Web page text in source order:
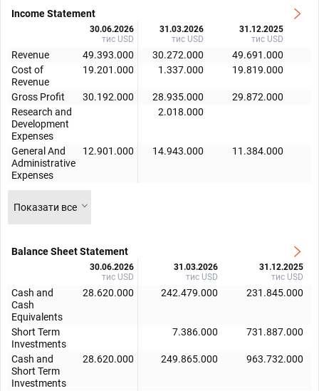
Income Statement
30.06.2026
тис USD
31.03.2026
тис USD
31.12.2025
тис USD
Revenue 49.393.000 30.272.000 49.691.000
Cost of
Revenue
19.201.000 1.337.000 19.819.000
Gross Profit 30.192.000 28.935.000 29.872.000
Research and
Development
Expenses
2.018.000
General And
Administrative
Expenses
12.901.000 14.943.000 11.384.000
Показати все
Balance Sheet Statement
30.06.2026
тис USD
31.03.2026
тис USD
31.12.2025
тис USD
Cash and
Cash
Equivalents
28.620.000 242.479.000 231.845.000
Short Term
Investments
7.386.000 731.887.000
Cash and
Short Term
Investments
28.620.000 249.865.000 963.732.000